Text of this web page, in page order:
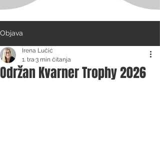
Objava
Održan Kvarner Trophy 2026
Irena Lučić
1. tra 3 min čitanja